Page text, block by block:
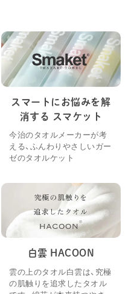
スマートにお悩みを解
消する スマケット
今治のタオルメーカーが考
える、ふんわりやさしいガー
ゼのタオルケット
白雲 HACOON
雲の上のタオル白雲は、究極
の肌触りを追求したタオル